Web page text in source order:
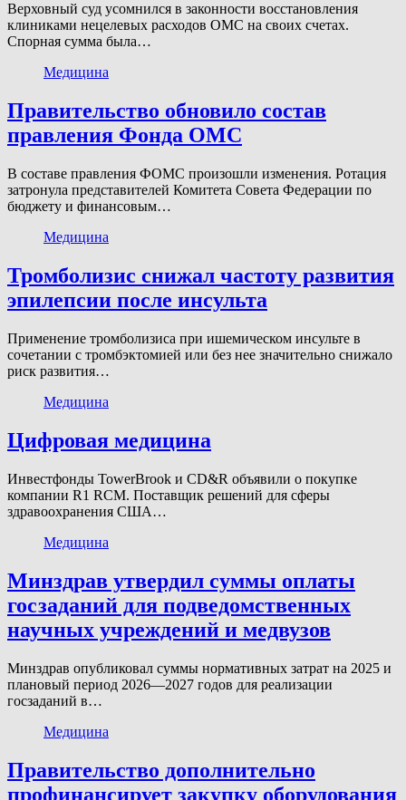
Верховный суд усомнился в законности восстановления
клиниками нецелевых расходов ОМС на своих счетах.
Спорная сумма была…
Медицина
Правительство обновило состав
правления Фонда ОМС
В составе правления ФОМС произошли изменения. Ротация
затронула представителей Комитета Совета Федерации по
бюджету и финансовым…
Медицина
Тромболизис снижал частоту развития
эпилепсии после инсульта
Применение тромболизиса при ишемическом инсульте в
сочетании с тромбэктомией или без нее значительно снижало
риск развития…
Медицина
Цифровая медицина
Инвестфонды TowerBrook и CD&R объявили о покупке
компании R1 RCM. Поставщик решений для сферы
здравоохранения США…
Медицина
Минздрав утвердил суммы оплаты
госзаданий для подведомственных
научных учреждений и медвузов
Минздрав опубликовал суммы нормативных затрат на 2025 и
плановый период 2026—2027 годов для реализации
госзаданий в…
Медицина
Правительство дополнительно
профинансирует закупку оборудования